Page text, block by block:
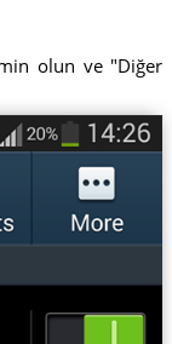
olun ve "Diğer